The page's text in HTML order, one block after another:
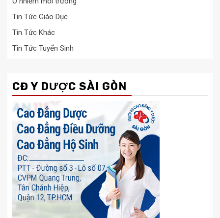
Tin Tức Giáo Dục
Tin Tức Khác
Tin Tức Tuyển Sinh
CĐ Y DƯỢC SÀI GÒN